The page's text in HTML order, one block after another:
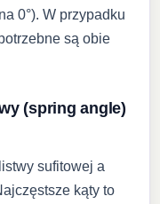
0°). W przypadku
są obie
(spring angle)
sufitowej a
kąty to